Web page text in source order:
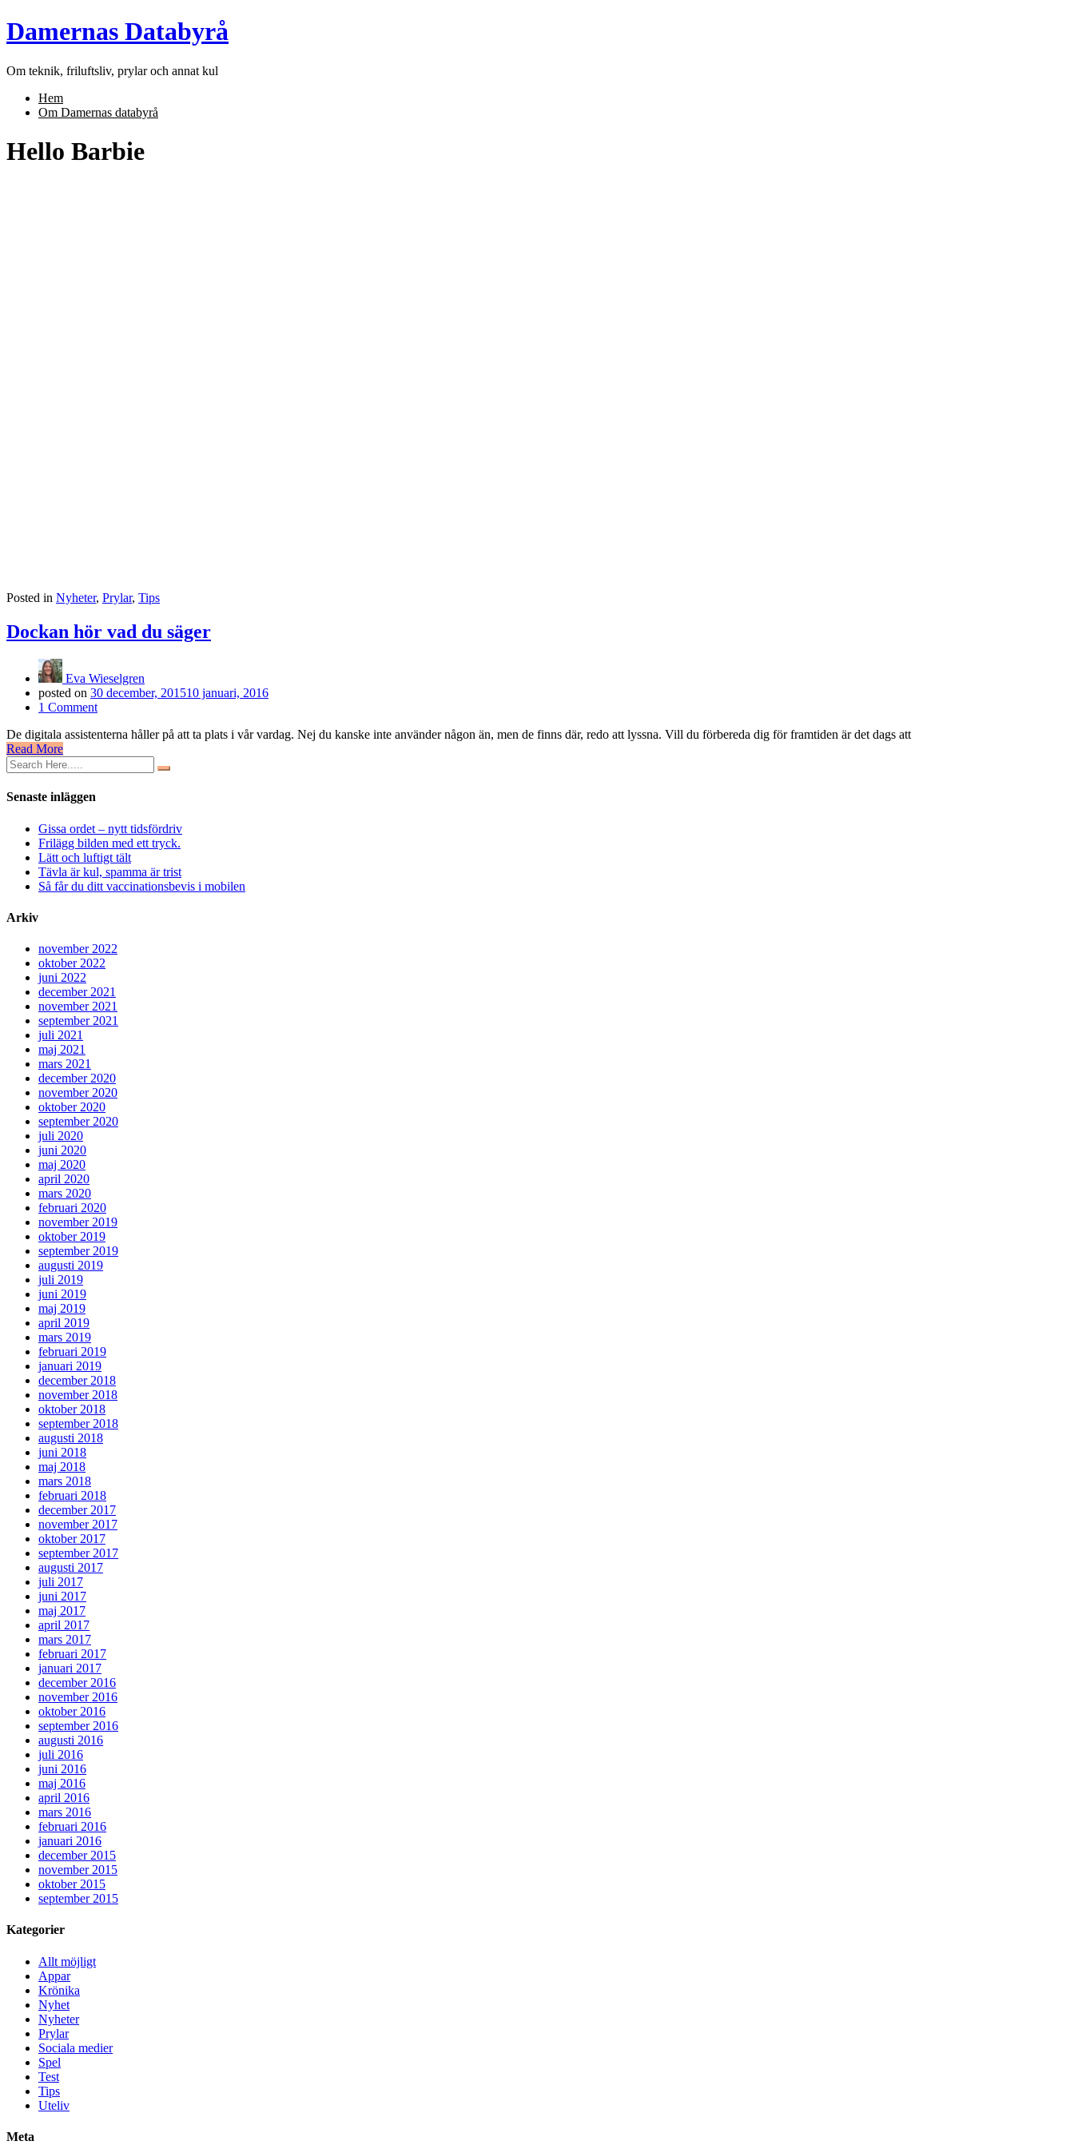
Skip
to
Damernas Databyrå
Om teknik, friluftsliv, prylar och annat kul
Hem
Om Damernas databyrå
Hello Barbie
Posted in Nyheter, Prylar, Tips
Dockan hör vad du säger
Eva Wieselgren
posted on 30 december, 201510 januari, 2016
1 Comment
De digitala assistenterna håller på att ta plats i vår vardag. Nej du kanske inte använder någon än, men de finns där, redo att lyssna. Vill du förbereda dig för framtiden är det dags att
Read More
Senaste inläggen
Gissa ordet – nytt tidsfördriv
Frilägg bilden med ett tryck.
Lätt och luftigt tält
Tävla är kul, spamma är trist
Så får du ditt vaccinationsbevis i mobilen
Arkiv
november 2022
oktober 2022
juni 2022
december 2021
november 2021
september 2021
juli 2021
maj 2021
mars 2021
december 2020
november 2020
oktober 2020
september 2020
juli 2020
juni 2020
maj 2020
april 2020
mars 2020
februari 2020
november 2019
oktober 2019
september 2019
augusti 2019
juli 2019
juni 2019
maj 2019
april 2019
mars 2019
februari 2019
januari 2019
december 2018
november 2018
oktober 2018
september 2018
augusti 2018
juni 2018
maj 2018
mars 2018
februari 2018
december 2017
november 2017
oktober 2017
september 2017
augusti 2017
juli 2017
juni 2017
maj 2017
april 2017
mars 2017
februari 2017
januari 2017
december 2016
november 2016
oktober 2016
september 2016
augusti 2016
juli 2016
juni 2016
maj 2016
april 2016
mars 2016
februari 2016
januari 2016
december 2015
november 2015
oktober 2015
september 2015
Kategorier
Allt möjligt
Appar
Krönika
Nyhet
Nyheter
Prylar
Sociala medier
Spel
Test
Tips
Uteliv
Meta